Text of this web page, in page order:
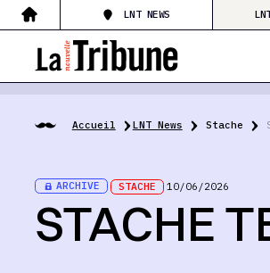
LNT NEWS
Accueil LNT News Stache
ARCHIVE STACHE 10/06/2026
STACHE